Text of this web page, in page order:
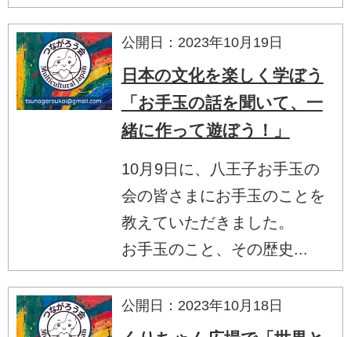
公開日：2023年10月19日
日本の文化を楽しく学ぼう
「お手玉の話を聞いて、一
緒に作って遊ぼう！」
10月9日に、八王子お手玉の
会の皆さまにお手玉のことを
教えていただきました。
お手玉のこと、その歴史...
公開日：2023年10月18日